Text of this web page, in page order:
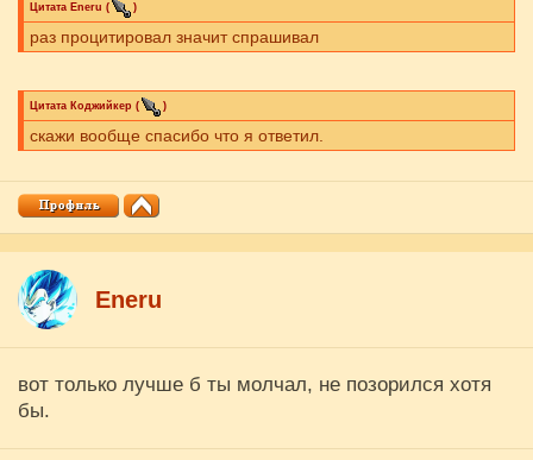
Цитата Eneru ( )
раз процитировал значит спрашивал
Цитата Коджийкер ( )
скажи вообще спасибо что я ответил.
Eneru
вот только лучше б ты молчал, не позорился хотя
бы.